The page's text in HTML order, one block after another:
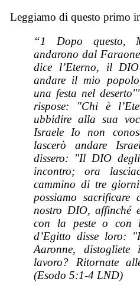
Leggiamo di questo primo
“1 Dopo questo,
andarono dal
dice l’Eterno, il
andare il mio
una festa nel
rispose: "Chi è
ubbidire alla sua
Israele Io non
lascerò andare
dissero: "Il DIO
incontro; ora
cammino di tre
possiamo
nostro DIO, affinché
con la peste o
d’Egitto disse loro:
Aaronne,
lavoro? Ritornate
(Esodo 5:1-4 LND)